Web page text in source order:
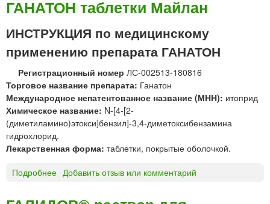
а
е
н
к
а
п
с
у
л
ы
ГАНАТОН таблетки Майлан
ИНСТРУКЦИЯ по медицинскому
применению препарата ГАНАТОН
Регистрационный номер ЛС-002513-180816
Торговое название препарата: Ганатон
Международное непатентованное название (МНН): итоприд
Химическое название: N-[4-[2-
(диметиламино)этокси]бензил]-3,4-диметоксибензамина
гидрохлорид.
Лекарственная форма: таблетки, покрытые оболочкой.
Подробнее Добавить отзыв или комментарий